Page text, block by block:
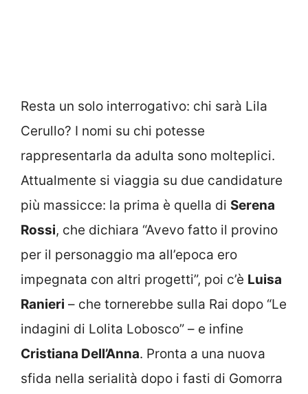
Resta un solo interrogativo: chi sarà Lila
Cerullo? I nomi su chi potesse
rappresentarla da adulta sono molteplici.
Attualmente si viaggia su due candidature
più massicce: la prima è quella di Serena
Rossi, che dichiara “Avevo fatto il provino
per il personaggio ma all’epoca ero
impegnata con altri progetti”, poi c’è Luisa
Ranieri – che tornerebbe sulla Rai dopo “Le
indagini di Lolita Lobosco” – e infine
Cristiana Dell’Anna. Pronta a una nuova
sfida nella serialità dopo i fasti di Gomorra